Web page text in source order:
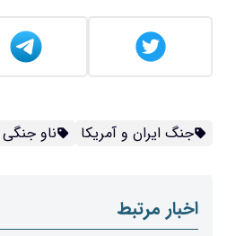
جنگ ایران و آمریکا ناو جنگی
اخبار مرتبط